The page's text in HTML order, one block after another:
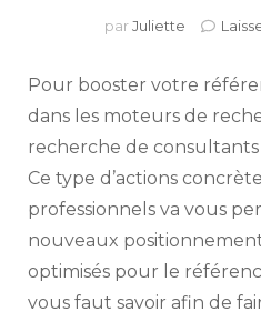
parJuliette
Pour booster votre
dans les moteurs de
recherche de consultants
Ce type d’actions
professionnels va vous
nouveaux
optimisés pour le
vous faut savoir afin de